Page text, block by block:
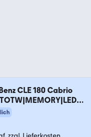
CLE 180 Cabrio